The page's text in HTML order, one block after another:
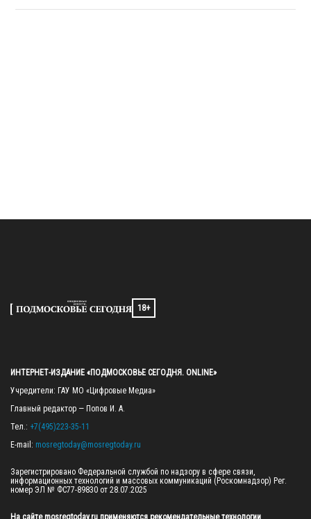
18+
ИНТЕРНЕТ-ИЗДАНИЕ «ПОДМОСКОВЬЕ СЕГОДНЯ. ONLINE»
Учредители: ГАУ МО «Цифровые Медиа»
Главный редактор — Попов И. А.
Тел.: +7(495)223-35-11
E-mail: mosregtoday@mosregtoday.ru
Зарегистрировано Федеральной службой по надзору в сфере связи,
информационных технологий и массовых коммуникаций (Роскомнадзор) Рег.
номер ЭЛ № ФС77-89830 от 28.07.2025
На сайте mosregtoday.ru применяются рекомендательные технологии